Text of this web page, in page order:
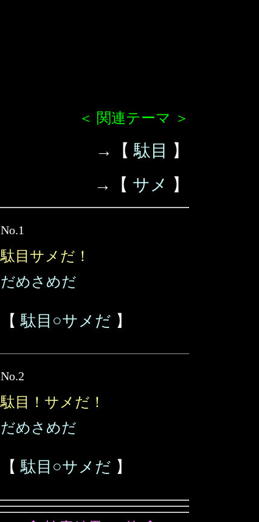
＜ 関連テーマ ＞
→【駄目
】
→【 サメ 】
No.1
駄目サメだ！
だめさめだ
【駄目○サメだ 】
No.2
駄目！サメだ！
だめさめだ
【駄目○サメだ 】